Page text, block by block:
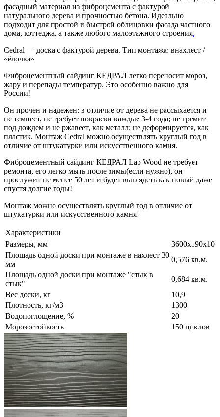
фасадный материал из фиброцемента с фактурой
натурального дерева и прочностью бетона. Идеально
подходит для простой и быстрой облицовки фасада частного
дома, коттеджа, а также любого малоэтажного строения.
Cedral — доска с фактурой дерева. Тип монтажа: внахлест /
«ёлочка»
Фиброцементный сайдинг КЕДРАЛ легко переносит мороз,
жару и перепады температур. Это особенно важно для
России!
Он прочен и надежен: в отличие от дерева не рассыхается и
не темнеет, не требует покраски каждые 3-4 года; не гремит
под дождем и не ржавеет, как металл; не деформируется, как
пластик. Монтаж Cedral можно осуществлять круглый год в
отличие от штукатурки или искусственного камня.
Фиброцементный сайдинг КЕДРАЛ Lap Wood не требует
ремонта, его легко мыть после зимы(если нужно), он
прослужит не менее 50 лет и будет выглядеть как новый даже
спустя долгие годы!
Монтаж можно осуществлять круглый год в отличие от
штукатурки или искусственного камня!
Характеристики
Размеры, мм
3600х190х10
Площадь одной доски при монтаже в нахлест 30
мм
0,576 кв.м.
Площадь одной доски при монтаже "стык в
стык"
0,684 кв.м.
Вес доски, кг
10,9
Плотность, кг/м3
1300
Водопоглощение, %
20
Морозостойкость
150 циклов